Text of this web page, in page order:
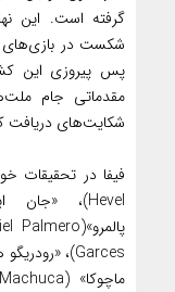
گرفته است. این
پس پیروزی این
مقدماتی جام
شکایت‌های دریافت